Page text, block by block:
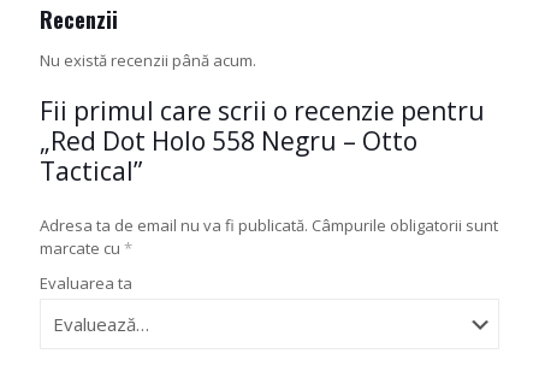
Recenzii
Nu există recenzii până acum.
Fii primul care scrii o recenzie pentru
„Red Dot Holo 558 Negru – Otto
Tactical”
Adresa ta de email nu va fi publicată. Câmpurile obligatorii sunt
marcate cu *
Evaluarea ta